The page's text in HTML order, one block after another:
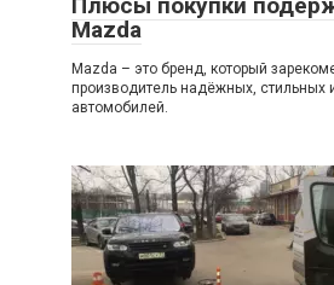
ki
Mazda
Mazda – это бренд, который
производитель надёжных,
автомобилей.